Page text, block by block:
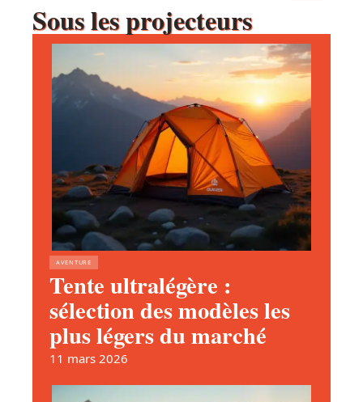
Sous les projecteurs
AVENTURE
Tente ultralégère :
sélection des modèles les
plus légers du marché
11 mars 2026